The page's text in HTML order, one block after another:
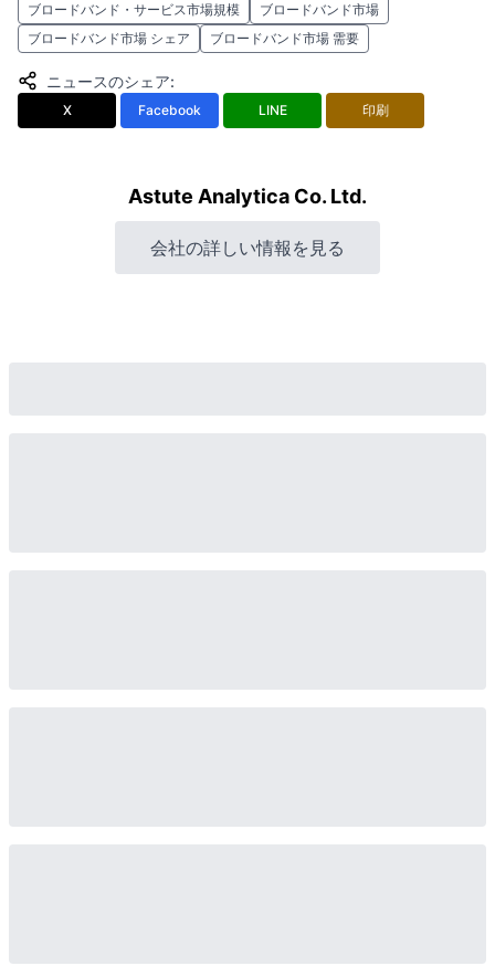
ブロードバンド・サービス市場規模
ブロードバンド市場
ブロードバンド市場 シェア
ブロードバンド市場 需要
ニュースのシェア:
X Facebook LINE 印刷
Astute Analytica Co. Ltd.
会社の詳しい情報を見る